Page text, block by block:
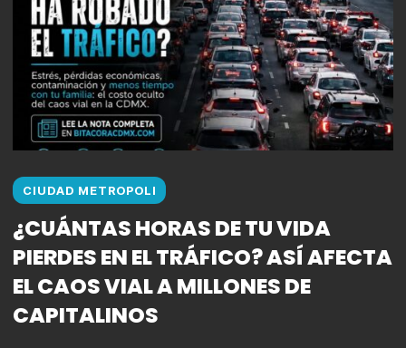
CIUDAD METROPOLI
¿CUÁNTAS HORAS DE TU VIDA
PIERDES EN EL TRÁFICO? ASÍ AFECTA
EL CAOS VIAL A MILLONES DE
CAPITALINOS